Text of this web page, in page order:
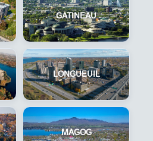
GATINEAU
LONGUEUIL
MAGOG